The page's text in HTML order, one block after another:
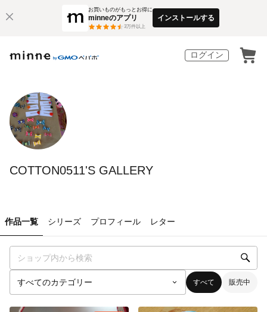
お買いものがもっとお得に
minneのアプリ
3万件以上
インストールする
ログイン
COTTON0511'S GALLERY
作品一覧 シリーズ プロフィール レター
すべて 販売中